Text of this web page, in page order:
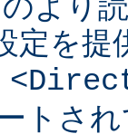
定を
トさ